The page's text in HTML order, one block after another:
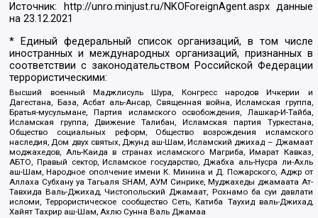
Источник: http://unro.minjust.ru/NKOForeignAgent.aspxданные
на23.12.2021
* Единый федеральный список организаций, в том числе
иностранных и международных организаций, признанных в
соответствии с законодательством Российской Федерации
террористическими:
Высший военный Маджлисуль Шура, Конгресс народов Ичкерии и
Дагестана, База, Асбат аль-Ансар, Священная война, Исламская группа,
Братья-мусульмане, Партия исламского освобождения, Лашкар-И-Тайба,
Исламская группа, Движение Талибан, Исламская партия Туркестана,
Общество социальных реформ, Общество возрождения исламского
наследия, Дом двух святых, Джунд аш-Шам, Исламский джихад – Джамаат
моджахедов, Аль-Каида в странах исламского Магриба, Имарат Кавказ,
АБТО, Правый сектор, Исламское государство, Джабха аль-Нусра ли-Ахль
аш-Шам, Народное ополчение имени К. Минина и Д. Пожарского, Аджр от
Аллаха Субхану уа Тагьаля SHAM, АУМ Синрике, Муджахеды джамаата Ат-
Тавхида Валь-Джихад, Чистопольский Джамаат, Рохнамо ба суи давлати
исломи, Террористическое сообщество Сеть, Катиба Таухид валь-Джихад,
Хайят Тахрир аш-Шам, Ахлю Сунна Валь Джамаа